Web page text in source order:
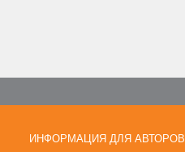
ИНФОРМАЦИЯ ДЛЯ АВТОРОВ